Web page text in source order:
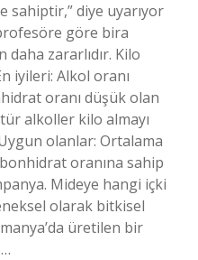
sahiptir,” diye uyarıyor
göre bira
zararlıdır. Kilo
iyileri: Alkol oranı
oranı düşük olan
alkoller kilo almayı
olanlar: Ortalama
oranına sahip
Mideye hangi içki
olarak bitkisel
üretilen bir